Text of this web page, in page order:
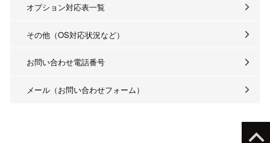
オプション対応表一覧
その他（OS対応状況など）
お問い合わせ電話番号
メール（お問い合わせフォーム）